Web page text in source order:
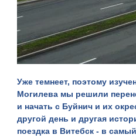
Уже темнеет, поэтому
Могилева мы решили
и начать с Буйнич и их
другой день и другая
поездка в Витебск - в